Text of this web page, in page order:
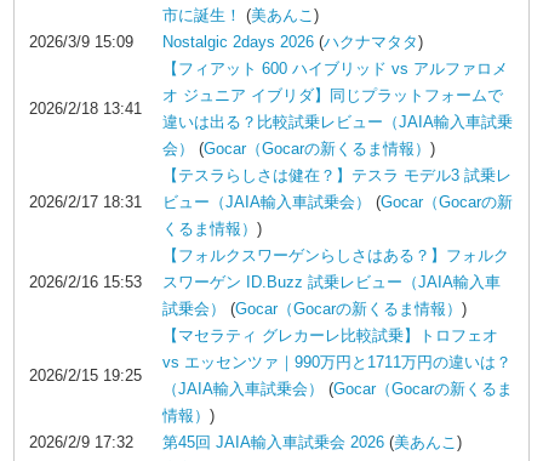
市に誕生！ (美あんこ)
2026/3/9 15:09
Nostalgic 2days 2026 (ハクナマタタ)
2026/2/18 13:41
【フィアット 600 ハイブリッド vs アルファロメ
オ ジュニア イブリダ】同じプラットフォームで
違いは出る？比較試乗レビュー（JAIA輸入車試乗
会）
(Gocar（Gocarの新くるま情報）)
2026/2/17 18:31
【テスラらしさは健在？】テスラ モデル3 試乗レ
ビュー（JAIA輸入車試乗会）
(Gocar（Gocarの新
くるま情報）)
2026/2/16 15:53
【フォルクスワーゲンらしさはある？】フォルク
スワーゲン ID.Buzz 試乗レビュー（JAIA輸入車
試乗会）
(Gocar（Gocarの新くるま情報）)
2026/2/15 19:25
【マセラティ グレカーレ比較試乗】トロフェオ
vs エッセンツァ｜990万円と1711万円の違いは？
（JAIA輸入車試乗会）
(Gocar（Gocarの新くるま
情報）)
2026/2/9 17:32
第45回 JAIA輸入車試乗会 2026 (美あんこ)